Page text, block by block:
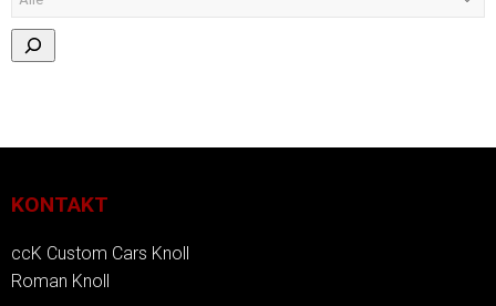
KONTAKT
ccK Custom Cars Knoll
Roman Knoll